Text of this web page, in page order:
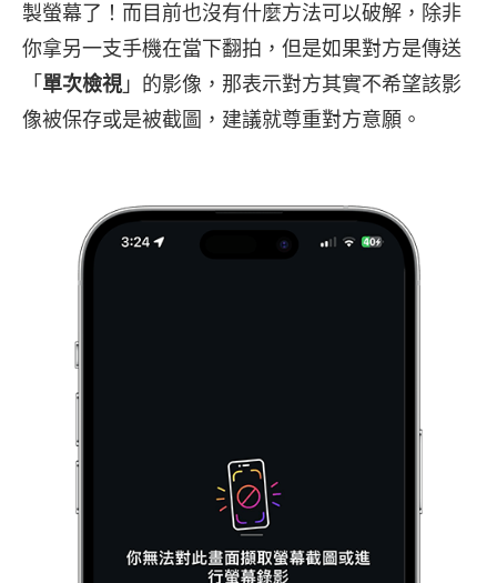
製螢幕了！而目前也沒有什麼方法可以破解，除非
你拿另一支手機在當下翻拍，但是如果對方是傳送
「 單次檢視」的影像，那表示對方其實不希望該影
像被保存或是被截圖，建議就尊重對方意願。